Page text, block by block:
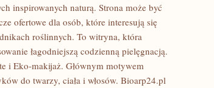
inspirowanych naturą. Strona może być
ofertowe dla osób, które interesują się
roślinnych. To witryna, która
łagodniejszą codzienną pielęgnacją.
i Eko-makijaż. Głównym motywem
do twarzy, ciała i włosów. Bioarp24.pl